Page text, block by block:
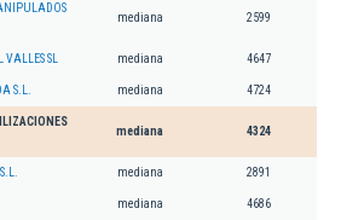
mediana 2599
VALLES SL mediana 4647
S.L. mediana 4724
mediana 4324
mediana 2891
mediana 4686